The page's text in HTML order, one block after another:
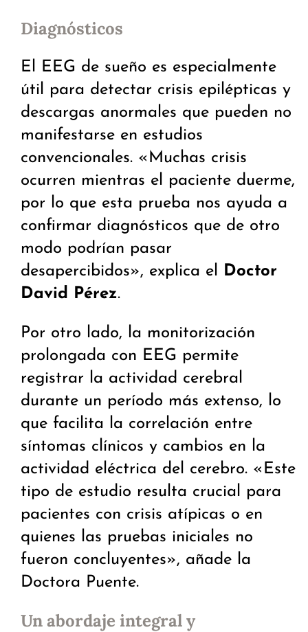
Diagnósticos
El EEG de sueño es especialmente
útil para detectar crisis epilépticas y
descargas anormales que pueden no
manifestarse en estudios
convencionales. «Muchas crisis
ocurren mientras el paciente duerme,
por lo que esta prueba nos ayuda a
confirmar diagnósticos que de otro
modo podrían pasar
desapercibidos», explica el Doctor
David Pérez.
Por otro lado, la monitorización
prolongada con EEG permite
registrar la actividad cerebral
durante un período más extenso, lo
que facilita la correlación entre
síntomas clínicos y cambios en la
actividad eléctrica del cerebro. «Este
tipo de estudio resulta crucial para
pacientes con crisis atípicas o en
quienes las pruebas iniciales no
fueron concluyentes», añade la
Doctora Puente.
Un abordaje integral y